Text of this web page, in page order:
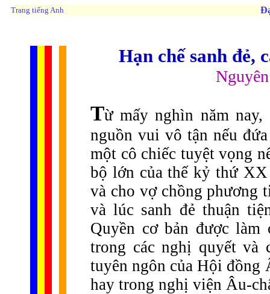
Trang tiếng Anh
Hạn chế sanh đẻ,
Từ mấy nghìn năm
nguồn vui vô tận nếu
một cô chiếc tuyệt vọng
bộ lớn của thế kỷ thứ XX
và cho vợ chồng phương
và lúc sanh đẻ thuận
Quyền cơ bản được
trong các nghị quyết và
tuyên ngôn của Hội đồng
hay trong nghị viện Âu-